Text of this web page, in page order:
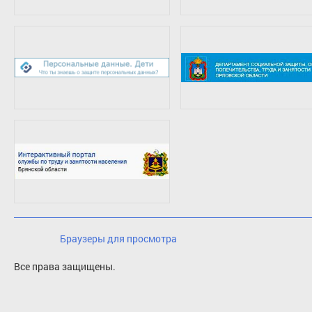
Браузеры для просмотра
Все права защищены.